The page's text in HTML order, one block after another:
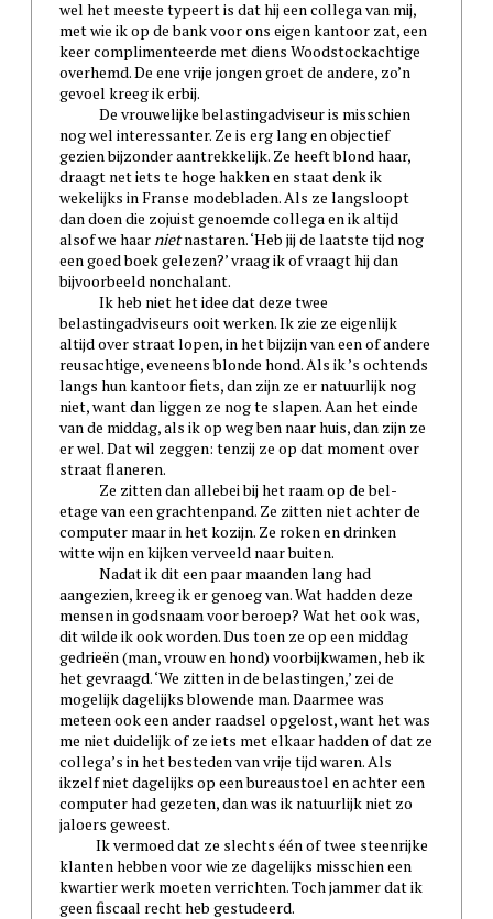
wel het meeste typeert is dat hij een collega van mij,
met wie ik op de bank voor ons eigen kantoor zat, een
keer complimenteerde met diens Woodstockachtige
overhemd. De ene vrije jongen groet de andere, zo’n
gevoel kreeg ik erbij.
De vrouwelijke belastingadviseur is misschien
nog wel interessanter. Ze is erg lang en objectief
gezien bijzonder aantrekkelijk. Ze heeft blond haar,
draagt net iets te hoge hakken en staat denk ik
wekelijks in Franse modebladen. Als ze langsloopt
dan doen die zojuist genoemde collega en ik altijd
alsof we haar nietnastaren. ‘Heb jij de laatste tijd nog
een goed boek gelezen?’ vraag ik of vraagt hij dan
bijvoorbeeld nonchalant.
Ik heb niet het idee dat deze twee
belastingadviseurs ooit werken. Ik zie ze eigenlijk
altijd over straat lopen, in het bijzijn van een of andere
reusachtige, eveneens blonde hond. Als ik ’s ochtends
langs hun kantoor fiets, dan zijn ze er natuurlijk nog
niet, want dan liggen ze nog te slapen. Aan het einde
van de middag, als ik op weg ben naar huis, dan zijn ze
er wel. Dat wil zeggen: tenzij ze op dat moment over
straat flaneren.
Ze zitten dan allebei bij het raam op de bel-
etage van een grachtenpand. Ze zitten niet achter de
computer maar in het kozijn. Ze roken en drinken
witte wijn en kijken verveeld naar buiten.
Nadat ik dit een paar maanden lang had
aangezien, kreeg ik er genoeg van. Wat hadden deze
mensen in godsnaam voor beroep? Wat het ook was,
dit wilde ik ook worden. Dus toen ze op een middag
gedrieën (man, vrouw en hond) voorbijkwamen, heb ik
het gevraagd. ‘We zitten in de belastingen,’ zei de
mogelijk dagelijks blowende man. Daarmee was
meteen ook een ander raadsel opgelost, want het was
me niet duidelijk of ze iets met elkaar hadden of dat ze
collega’s in het besteden van vrije tijd waren. Als
ikzelf niet dagelijks op een bureaustoel en achter een
computer had gezeten, dan was ik natuurlijk niet zo
jaloers geweest.
Ik vermoed dat ze slechts één of twee steenrijke
klanten hebben voor wie ze dagelijks misschien een
kwartier werk moeten verrichten. Toch jammer dat ik
geen fiscaal recht heb gestudeerd.